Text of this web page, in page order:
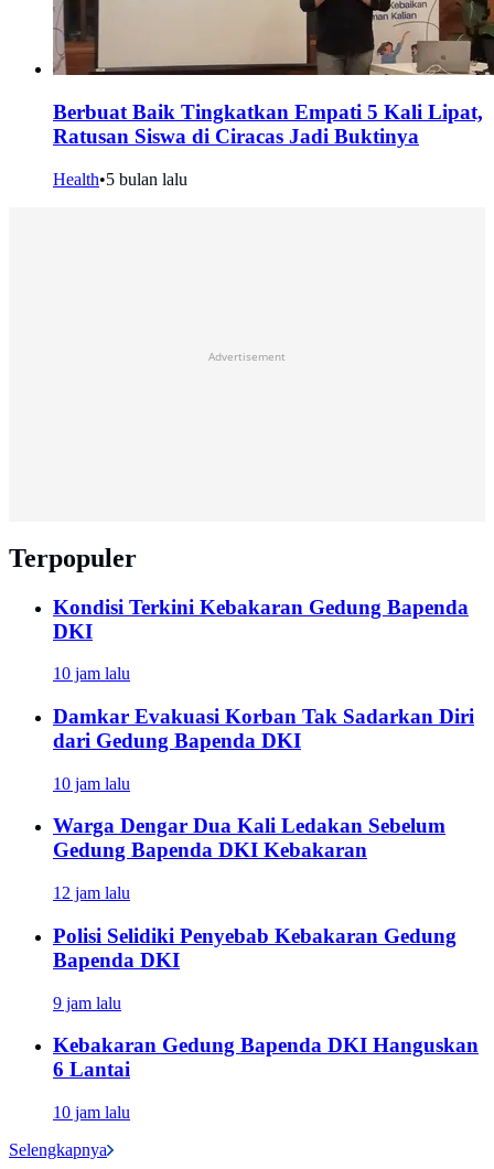
Berbuat Baik Tingkatkan Empati 5 Kali Lipat,
Ratusan Siswa di Ciracas Jadi Buktinya
Health•5 bulan lalu
Advertisement
Terpopuler
Kondisi Terkini Kebakaran Gedung Bapenda
DKI
10 jam lalu
Damkar Evakuasi Korban Tak Sadarkan Diri
dari Gedung Bapenda DKI
10 jam lalu
Warga Dengar Dua Kali Ledakan Sebelum
Gedung Bapenda DKI Kebakaran
12 jam lalu
Polisi Selidiki Penyebab Kebakaran Gedung
Bapenda DKI
9 jam lalu
Kebakaran Gedung Bapenda DKI Hanguskan
6 Lantai
10 jam lalu
Selengkapnya